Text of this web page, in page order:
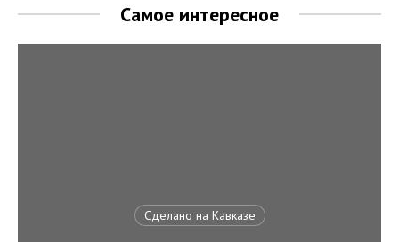
Самое интересное
Сделано на Кавказе